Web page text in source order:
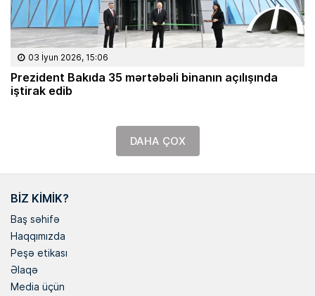
03 İyun 2026, 15:06
Prezident Bakıda 35 mərtəbəli binanın açılışında
iştirak edib
DAHA ÇOX
BIZ KIMIK?
Baş səhifə
Haqqımızda
Peşə etikası
Əlaqə
Media üçün